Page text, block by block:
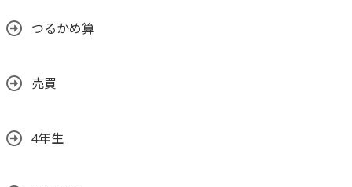
つるかめ算
売買
4年生